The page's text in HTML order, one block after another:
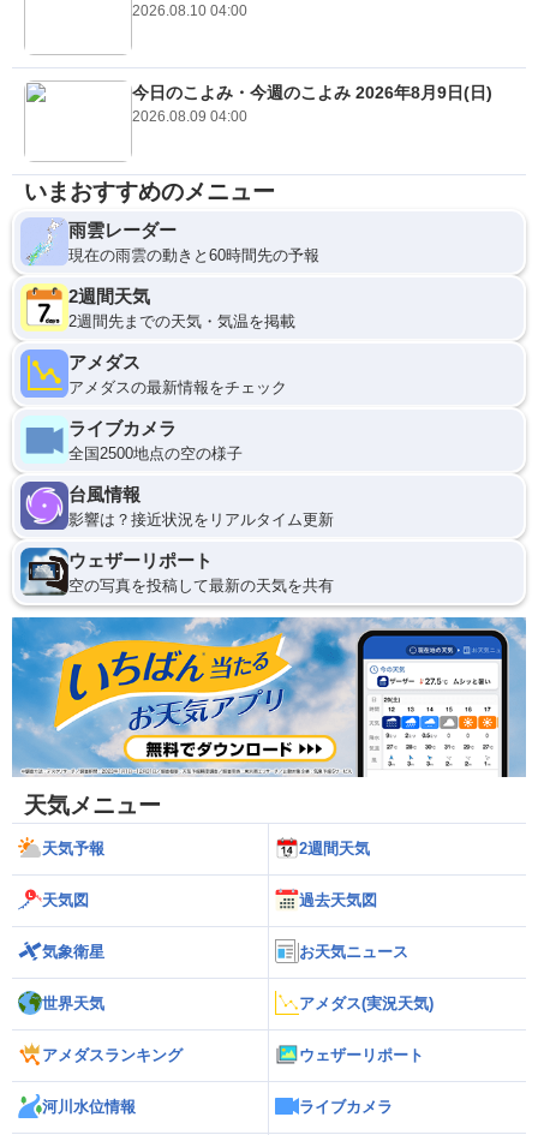
2026.08.10 04:00
今日のこよみ・今週のこよみ 2026年8月9日(日)
2026.08.09 04:00
いまおすすめのメニュー
雨雲レーダー
現在の雨雲の動きと60時間先の予報
2週間天気
2週間先までの天気・気温を掲載
アメダス
アメダスの最新情報をチェック
ライブカメラ
全国2500地点の空の様子
台風情報
影響は？接近状況をリアルタイム更新
ウェザーリポート
空の写真を投稿して最新の天気を共有
天気メニュー
天気予報 2週間天気
天気図 過去天気図
気象衛星 お天気ニュース
世界天気 アメダス(実況天気)
アメダスランキング ウェザーリポート
河川水位情報 ライブカメラ